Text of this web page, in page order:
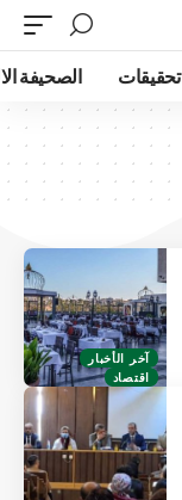
تحقيقات الصحيفة
آخر الأخبار
اقتصاد